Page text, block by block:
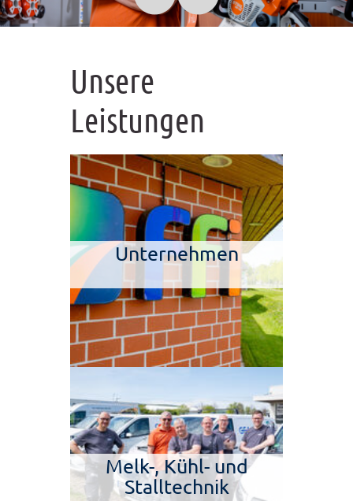
Unsere
Leistungen
Unternehmen
Melk-, Kühl- und
Stalltechnik